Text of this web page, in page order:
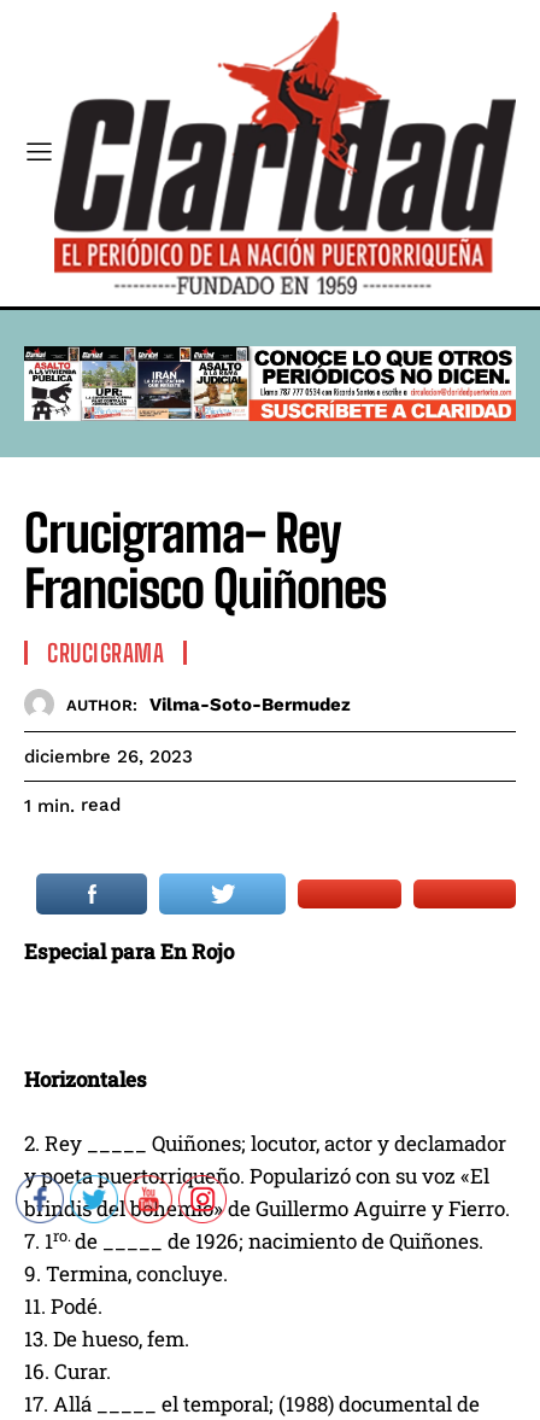
Crucigrama- Rey
Francisco Quiñones
CRUCIGRAMA
AUTHOR: Vilma-Soto-Bermudez
diciembre 26, 2023
1 min. read
Especial para En Rojo
Horizontales
2. Rey _____ Quiñones; locutor, actor y declamador
y poeta puertorriqueño. Popularizó con su voz «El
brindis del bohemio» de Guillermo Aguirre y Fierro.
7. 1ro. de _____ de 1926; nacimiento de Quiñones.
9. Termina, concluye.
11. Podé.
13. De hueso, fem.
16. Curar.
17. Allá _____ el temporal; (1988) documental de